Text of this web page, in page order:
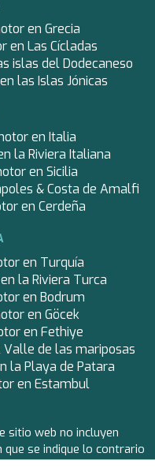
en Grecia
en Las Cícladas
islas del Dodecaneso
las Islas Jónicas
en Italia
la Riviera Italiana
en Sicilia
& Costa de Amalfi
en Cerdeña
en Turquía
la Riviera Turca
en Bodrum
en Göcek
en Fethiye
de las mariposas
la Playa de Patara
en Estambul
sitio web no incluyen
se indique lo contrario
Aceptar todas